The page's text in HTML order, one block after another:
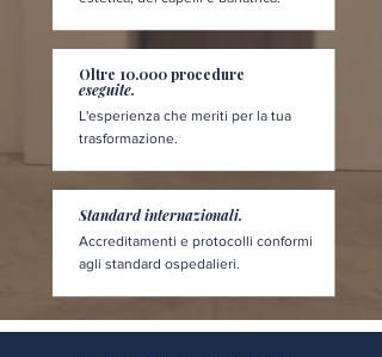
Oltre 10.000 procedure
eseguite.
L'esperienza che meriti per la tua
trasformazione.
Standard internazionali.
Accreditamenti e protocolli conformi
agli standard ospedalieri.